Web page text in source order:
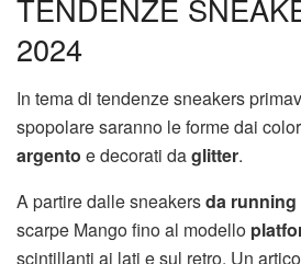
TENDENZE
2024
In tema di tendenze sneakers
spopolare saranno le forme dai
argento e decorati daglitter.
A partire dalle sneakersda running
scarpe Mango fino al modello
scintillanti ai lati e sul retro. Un